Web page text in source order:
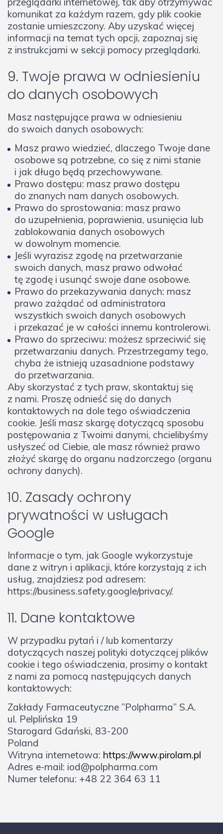
komunikat za każdym razem, gdy plik cookie
zostanie umieszczony. Aby uzyskać więcej
informacji na temat tych opcji, zapoznaj się
z instrukcjami w sekcji pomocy przeglądarki.
9. Twoje prawa w odniesieniu
do danych osobowych
Masz następujące prawa w odniesieniu
do swoich danych osobowych:
Masz prawo wiedzieć, dlaczego Twoje dane
osobowe są potrzebne, co się z nimi stanie
i jak długo będą przechowywane.
Prawo dostępu: masz prawo dostępu
do znanych nam danych osobowych.
Prawo do sprostowania: masz prawo
do uzupełnienia, poprawienia, usunięcia lub
zablokowania danych osobowych
w dowolnym momencie.
Jeśli wyrazisz zgodę na przetwarzanie
swoich danych, masz prawo odwołać
tę zgodę i usunąć swoje dane osobowe.
Prawo do przekazywania danych: masz
prawo zażądać od administratora
wszystkich swoich danych osobowych
i przekazać je w całości innemu kontrolerowi.
Prawo do sprzeciwu: możesz sprzeciwić się
przetwarzaniu danych. Przestrzegamy tego,
chyba że istnieją uzasadnione podstawy
do przetwarzania.
Aby skorzystać z tych praw, skontaktuj się
z nami. Proszę odnieść się do danych
kontaktowych na dole tego oświadczenia
cookie. Jeśli masz skargę dotyczącą sposobu
postępowania z Twoimi danymi, chcielibyśmy
usłyszeć od Ciebie, ale masz również prawo
złożyć skargę do organu nadzorczego (organu
ochrony danych).
10. Zasady ochrony
prywatności w usługach
Google
Informacje o tym, jak Google wykorzystuje
dane z witryn i aplikacji, które korzystają z ich
usług, znajdziesz pod adresem:
https://business.safety.google/privacy/.
11. Dane kontaktowe
W przypadku pytań i / lub komentarzy
dotyczących naszej polityki dotyczącej plików
cookie i tego oświadczenia, prosimy o kontakt
z nami za pomocą następujących danych
kontaktowych:
Zakłady Farmaceutyczne ”Polpharma” S.A.
ul. Pelplińska 19
Starogard Gdański, 83-200
Poland
Witryna internetowa: https://www.pirolam.pl
Adres e-mail: iod@polpharma.com
Numer telefonu: +48 22 364 63 11